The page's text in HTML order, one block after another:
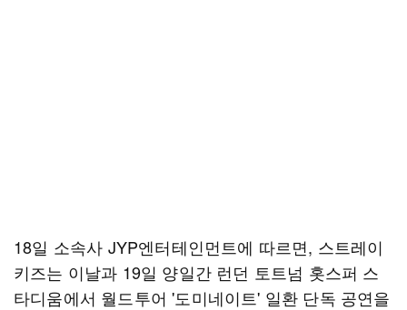
18일 소속사 JYP엔터테인먼트에 따르면, 스트레이
키즈는 이날과 19일 양일간 런던 토트넘 홋스퍼 스
타디움에서 월드투어 '도미네이트' 일환 단독 공연을